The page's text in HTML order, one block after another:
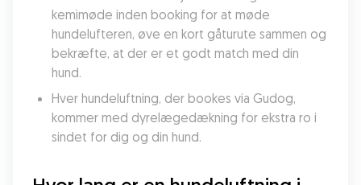
kemimøde inden booking for at møde
hundelufteren, øve en kort gåturute sammen og
bekræfte, at der er et godt match med din
hund.
Hver hundeluftning, der bookes via Gudog,
kommer med dyrelægedækning for ekstra ro i
sindet for dig og din hund.